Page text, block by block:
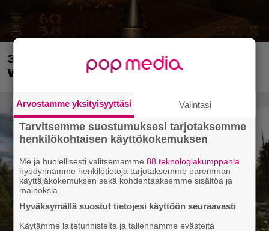
30-vuotias Quake sai uuden episodin
Wolfenstein-kehittäjiltä
Arvostamme yksityisyyttäsi Valintasi
Tarvitsemme suostumuksesi tarjotaksemme
henkilökohtaisen käyttökokemuksen
Me ja huolellisesti valitsemamme88 teknologiakumppania
hyödynnämme henkilötietoja tarjotaksemme paremman
käyttäjäkokemuksen sekä kohdentaaksemme sisältöä ja
mainoksia.
Hyväksymällä suostut tietojesi käyttöön seuraavasti
Käytämme laitetunnisteita ja tallennamme evästeitä